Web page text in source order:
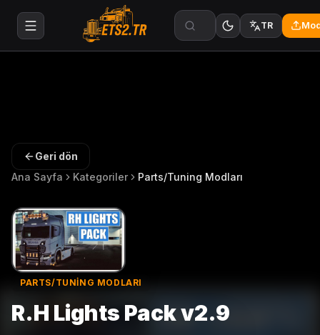
TR
Geri dön
Ana Sayfa
Kategoriler Parts/Tuning Modları
PARTS/TUNING MODLARI
R.H Lights Pack v2.9